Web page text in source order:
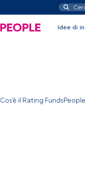
Idee di
Cos'è il Rating FundsPeople